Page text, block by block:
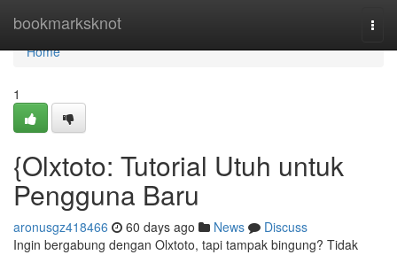
bookmarksknot
Home
Home
1
{Olxtoto: Tutorial Utuh untuk
Pengguna Baru
aronusgz418466 60 days ago News
Discuss
Ingin bergabung dengan Olxtoto, tapi tampak bingung? Tidak